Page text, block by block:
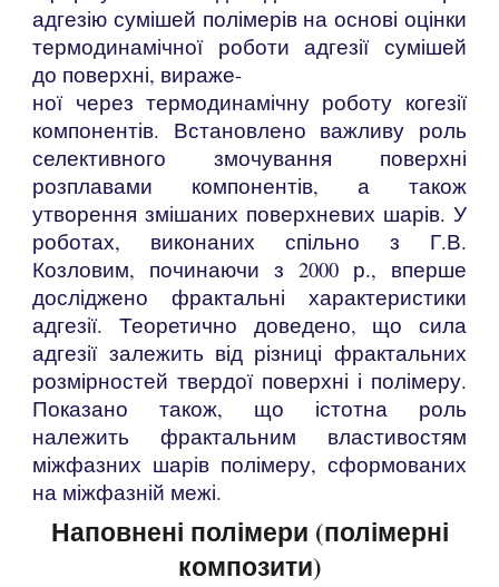
адгезію сумішей полімерів на основі оцінки
термодинамічної роботи адгезії сумішей
до поверхні, вираже-
ної через термодинамічну роботу когезії
компонентів. Встановлено важливу роль
селективного змочування поверхні
розплавами компонентів, а також
утворення змішаних поверхневих шарів. У
роботах, виконаних спільно з Г.В.
Козловим, починаючи з 2000 р., вперше
досліджено фрактальні характеристики
адгезії. Теоретично доведено, що сила
адгезії залежить від різниці фрактальних
розмірностей твердої поверхні і полімеру.
Показано також, що істотна роль
належить фрактальним властивостям
міжфазних шарів полімеру, сформованих
на міжфазній межі.
Наповнені полімери (полімерні
композити)